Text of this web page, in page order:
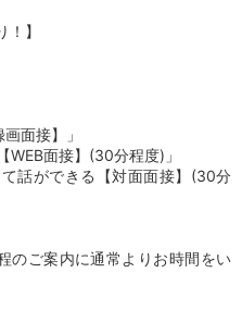
】
面接】」
WEB面接】(30分程度)」
話ができる【対面面接】(30分
のご案内に通常よりお時間をい